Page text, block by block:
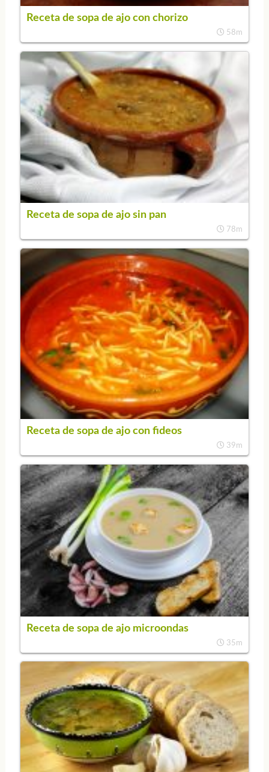
Receta de sopa de ajo con chorizo
58m
Receta de sopa de ajo sin pan
78m
Receta de sopa de ajo con fideos
39m
Receta de sopa de ajo microondas
35m